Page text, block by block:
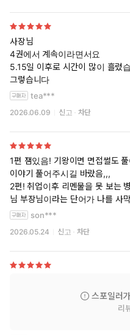
말이다.
사장님
4권에서 계속이라면서요
5.15일 이후로 시간이 많이 흘렀습니다
그렇습니다
tea***
2026.06.09 신고 차단
1편 잼있음! 기왕이면 면접썰도
이야기 풀어주시길 바랐음,,,
2편! 취업이후 리멘물을 못 보는
님 부장님이라는 단어가 나를 사
고 스스로 가스라이팅 했습니다
3편! 근친키워드를 원래도 안좋
후 내 심정: 영상 본 하진이 됨(동
아직 완결이 아니래서 4편이 기
+4편 나온 거 이제 알았음!!!!! 순?
son***
2026.05.24 신고 차단
스포일러
리